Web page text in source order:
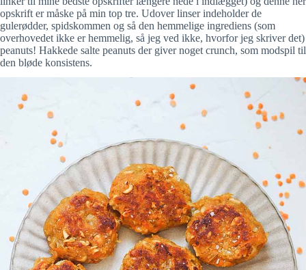
opskrift er måske på min top tre. Udover linser indeholder de
gulerødder, spidskommen og så den hemmelige ingrediens (som
overhovedet ikke er hemmelig, så jeg ved ikke, hvorfor jeg skriver det)
peanuts! Hakkede salte peanuts der giver noget crunch, som modspil til
den bløde konsistens.